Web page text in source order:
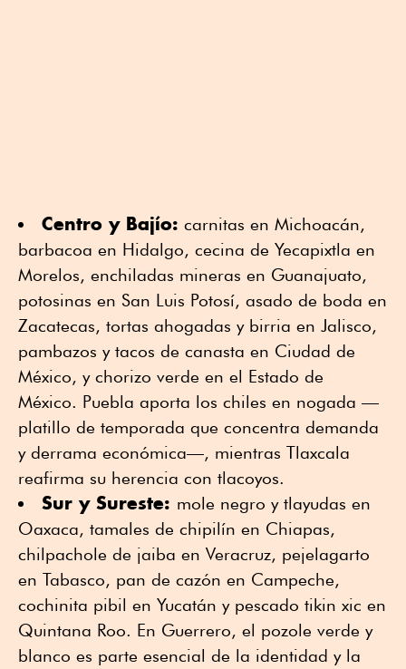
Centro y Bajío: carnitas en Michoacán,
barbacoa en Hidalgo, cecina de Yecapixtla en
Morelos, enchiladas mineras en Guanajuato,
potosinas en San Luis Potosí, asado de boda en
Zacatecas, tortas ahogadas y birria en Jalisco,
pambazos y tacos de canasta en Ciudad de
México, y chorizo verde en el Estado de
México. Puebla aporta los chiles en nogada —
platillo de temporada que concentra demanda
y derrama económica—, mientras Tlaxcala
reafirma su herencia con tlacoyos.
Sur y Sureste: mole negro y tlayudas en
Oaxaca, tamales de chipilín en Chiapas,
chilpachole de jaiba en Veracruz, pejelagarto
en Tabasco, pan de cazón en Campeche,
cochinita pibil en Yucatán y pescado tikin xic en
Quintana Roo. En Guerrero, el pozole verde y
blanco es parte esencial de la identidad y la